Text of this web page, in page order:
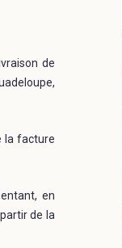
de
la facture
en
de la